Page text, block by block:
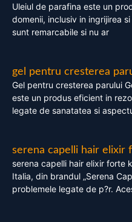
Uleiul de parafina este un
domenii, inclusiv in ingrijirea
sunt remarcabile si nu ar
gel pentru cresterea
Gel pentru cresterea parului
este un produs eficient in
legate de sanatatea si
serena capelli hair elixir
serena capelli hair elixir forte
Italia, din brandul „Serena
problemele legate de p?r.